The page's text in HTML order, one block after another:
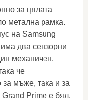
за цялата
метална рамка,
на Samsung
два сензорни
механичен.
че
за мъже, така и за
Prime е бял.